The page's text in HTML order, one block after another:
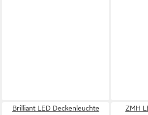
Brilliant LED Deckenleuchte
ZMH